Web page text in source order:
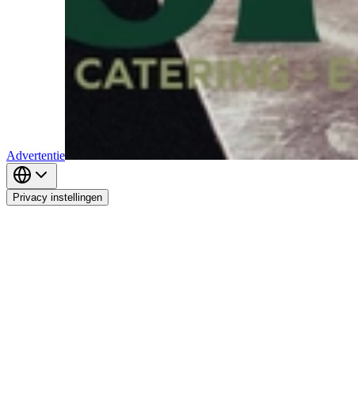
Advertentie
Privacy instellingen